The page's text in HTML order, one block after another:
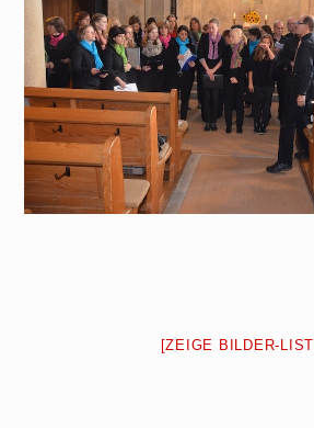
[ZEIGE BILDER-